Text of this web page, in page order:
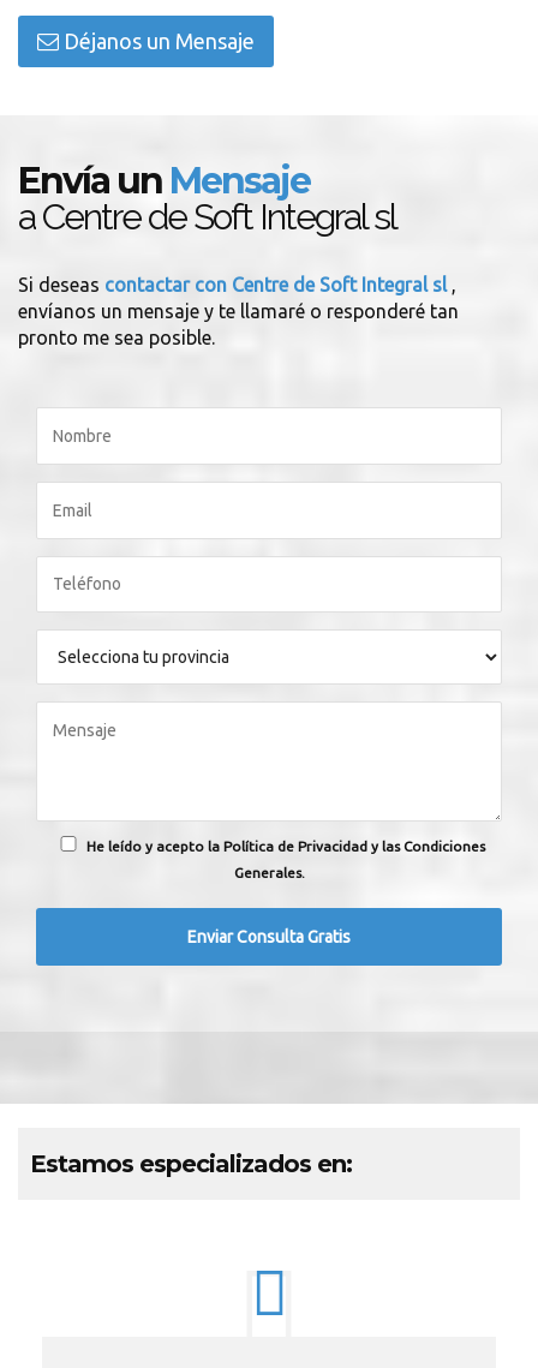
Déjanos un Mensaje
Envía un Mensaje
a Centre de Soft Integral sl
Si deseas contactar con Centre de Soft Integral sl ,
envíanos un mensaje y te llamaré o responderé tan
pronto me sea posible.
He leído y acepto la Política de Privacidad y las Condiciones
Generales.
Estamos especializados en: